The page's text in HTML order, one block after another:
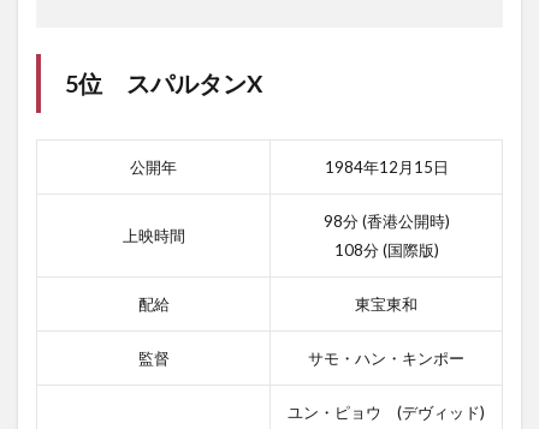
5位 スパルタンX
公開年 1984年12月15日
上映時間
98分 (香港公開時)
108分 (国際版)
配給 東宝東和
監督 サモ・ハン・キンポー
ユン・ピョウ (デヴィッド)